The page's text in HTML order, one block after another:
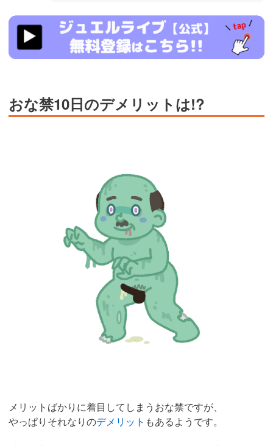
https://www.j-
live.tv/LiveChat/acs.php?
si=jwchatt&pid=MLA5661_0004&pa=lp40.php
おな禁10日のデメリットは!?
メリットばかりに着目してしまうおな禁ですが、
やっぱりそれなりのデメリット もあるようです。